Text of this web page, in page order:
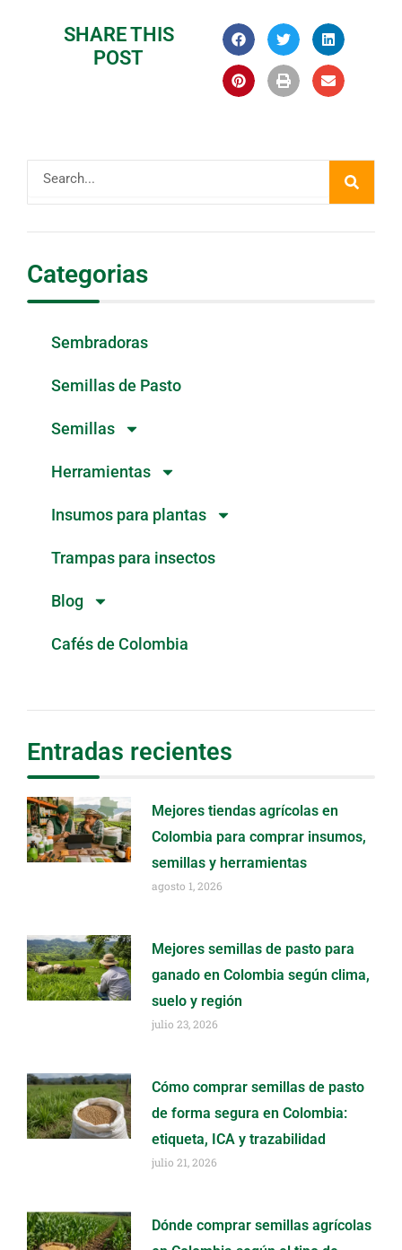
SHARE THIS
POST
Categorias
Sembradoras
Semillas de Pasto
Semillas
Herramientas
Insumos para plantas
Trampas para insectos
Blog
Cafés de Colombia
Entradas recientes
Mejores tiendas agrícolas en
Colombia para comprar insumos,
semillas y herramientas
agosto 1, 2026
Mejores semillas de pasto para
ganado en Colombia según clima,
suelo y región
julio 23, 2026
Cómo comprar semillas de pasto
de forma segura en Colombia:
etiqueta, ICA y trazabilidad
julio 21, 2026
Dónde comprar semillas agrícolas